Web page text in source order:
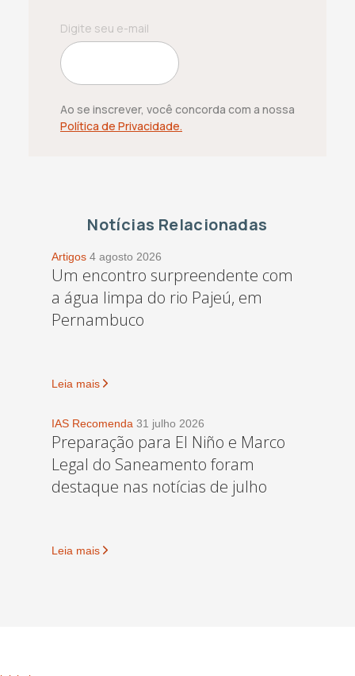
Ao se inscrever, você concorda com a nossa
Política de Privacidade.
Notícias Relacionadas
Artigos 4 agosto 2026
Um encontro surpreendente com
a água limpa do rio Pajeú, em
Pernambuco
Leia mais
IAS Recomenda 31 julho 2026
Preparação para El Niño e Marco
Legal do Saneamento foram
destaque nas notícias de julho
Leia mais